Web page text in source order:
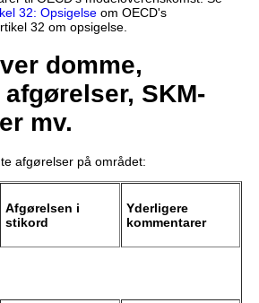
32: Opsigelseom OECD's
32 om opsigelse.
domme,
SKM-
mv.
afgørelser på området:
Afgørelsen i
stikord
Yderligere
kommentarer